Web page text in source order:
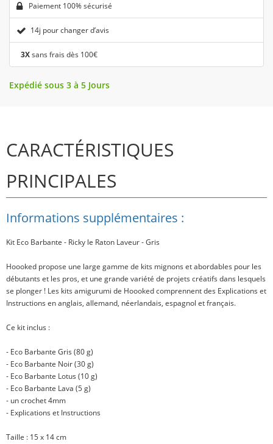
Paiement 100% sécurisé
14j pour changer d’avis
3Xsans frais dès 100€
Expédié sous 3 à 5 Jours
CARACTÉRISTIQUES
PRINCIPALES
Informations supplémentaires :
Kit Eco Barbante - Ricky le Raton Laveur - Gris
Hoooked propose une large gamme de kits mignons et abordables pour les
débutants et les pros, et une grande variété de projets créatifs dans lesquels
se plonger ! Les kits amigurumi de Hoooked comprennent des Explications et
Instructions en anglais, allemand, néerlandais, espagnol et français.
Ce kit inclus :
- Eco Barbante Gris (80 g)
- Eco Barbante Noir (30 g)
- Eco Barbante Lotus (10 g)
- Eco Barbante Lava (5 g)
- un crochet 4mm
- Explications et Instructions
Taille : 15 x 14 cm